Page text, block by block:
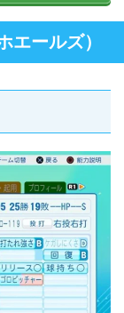
ールズ）